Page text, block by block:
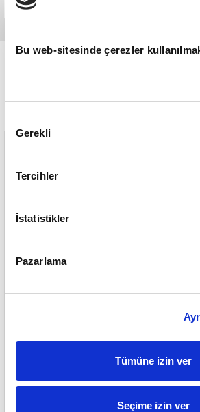
Bu web-sitesinde çerezler
Seçimi
Gerekli
Tercihler
İstatistikler
Pazarlama
Tümüne izin ver
Seçime izin ver